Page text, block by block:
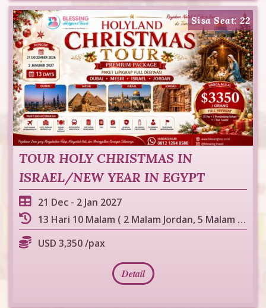
Sisa Seat: 22
TOUR HOLY CHRISTMAS IN
ISRAEL/NEW YEAR IN EGYPT
21 Dec - 2 Jan 2027
13 Hari 10 Malam ( 2 Malam Jordan, 5 Malam Israel, 3 Malam Mesir )
USD 3,350 /pax
Detail